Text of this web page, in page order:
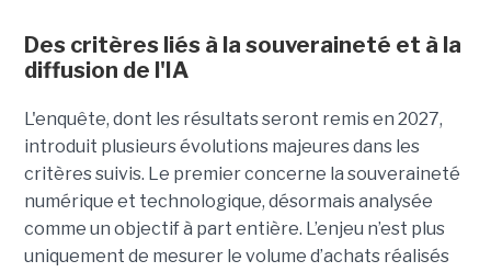
Des critères liés à la souveraineté et à la
diffusion de l'IA
L'enquête, dont les résultats seront remis en 2027,
introduit plusieurs évolutions majeures dans les
critères suivis. Le premier concerne la souveraineté
numérique et technologique, désormais analysée
comme un objectif à part entière. L’enjeu n’est plus
uniquement de mesurer le volume d’achats réalisés